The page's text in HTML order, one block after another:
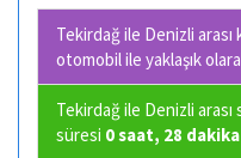
Tekirdağ ile Denizli arası
otomobil ile yaklaşık
Tekirdağ ile Denizli arası
süresi 0 saat, 28 dakika